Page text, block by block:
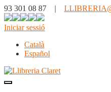
93 301 08 87 |
Iniciar sessió
Català
Español